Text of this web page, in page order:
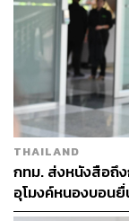
THAILAND
กทม. ส่งหนังสือถึ
อุโมงค์หนองบอน
มั่นคง เร่งแก้บิ๊กโป